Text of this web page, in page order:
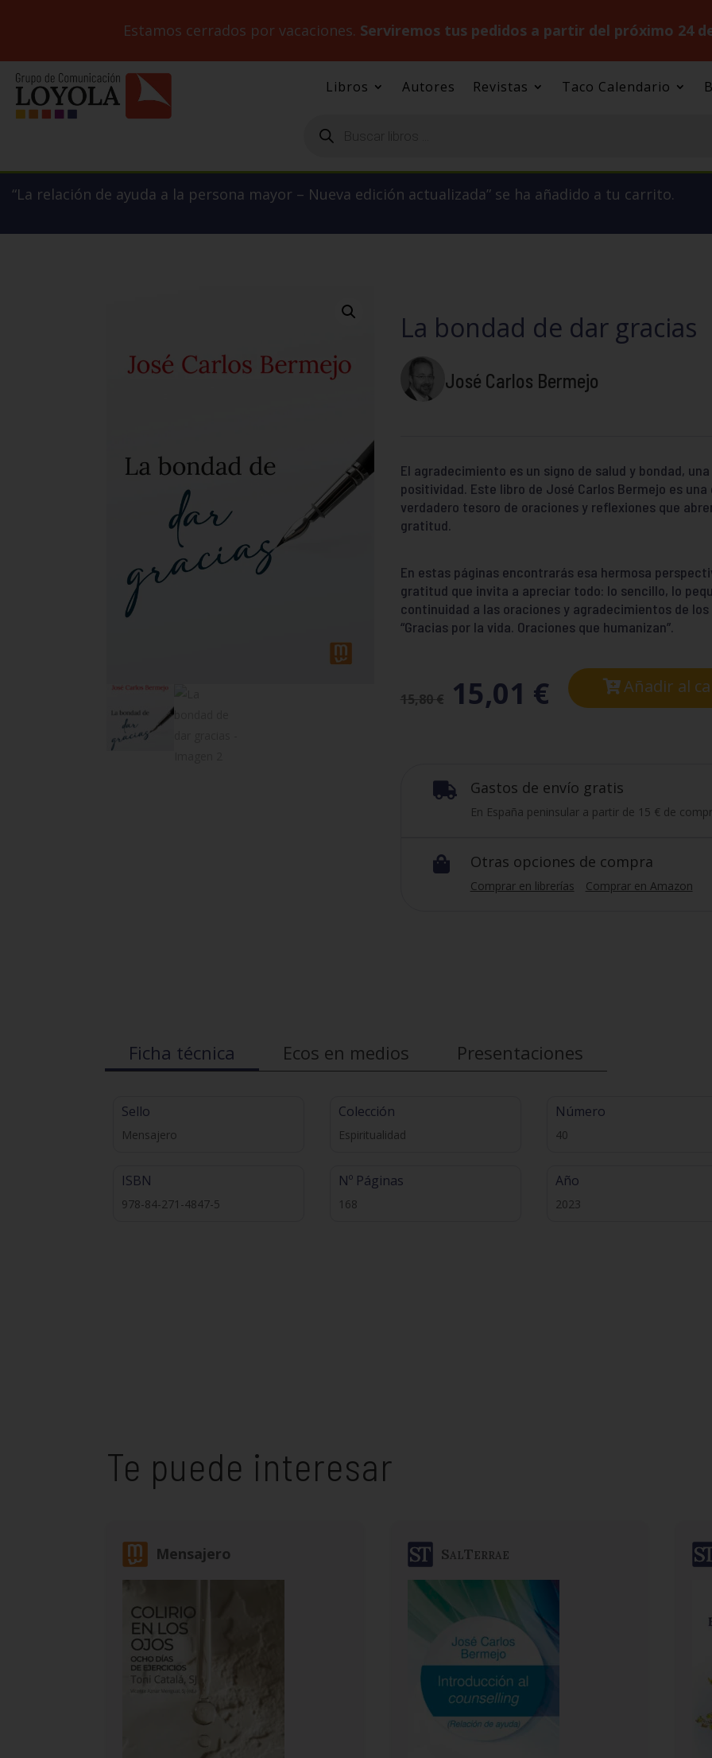
Estamos cerrados por vacaciones. Serviremos tus pedidos a partir del próximo 24
Libros Autores Revistas Taco Calendario
productos
“La relación de ayuda a la persona mayor – Nueva edición actualizada” se ha añadido a tu carrito.
La bondad de dar gracias
José Carlos Bermejo
El agradecimiento es un signo de salud y bondad,
positividad. Este libro de José Carlos Bermejo es
verdadero tesoro de oraciones y reflexiones que
gratitud.
En estas páginas encontrarás esa hermosa
gratitud que invita a apreciar todo: lo sencillo, lo
continuidad a las oraciones y agradecimientos de los
“Gracias por la vida. Oraciones que humanizan”.
15,80€ 15,01 € Añadir al
 Gastos de envío gratis
En España peninsular a partir de 15 € de
 Otras opciones de compra
Comprar en librerías Comprar en Amazon
Ficha técnica Ecos en medios Presentaciones
Sello
Mensajero
ISBN
978-84-271-4847-5
Colección
Espiritualidad
Nº Páginas
168
Número
40
Año
2023
Te puede interesar
Mensajero SalTerrae